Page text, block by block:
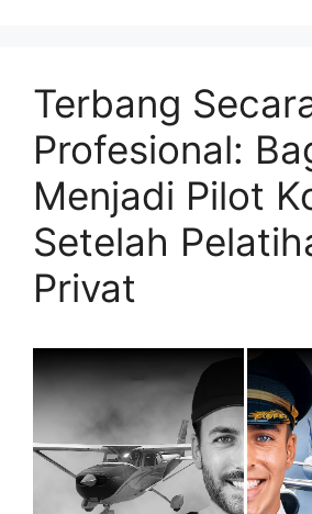
Terbang
Profesional:
Menjadi Pilot
Setelah
Privat